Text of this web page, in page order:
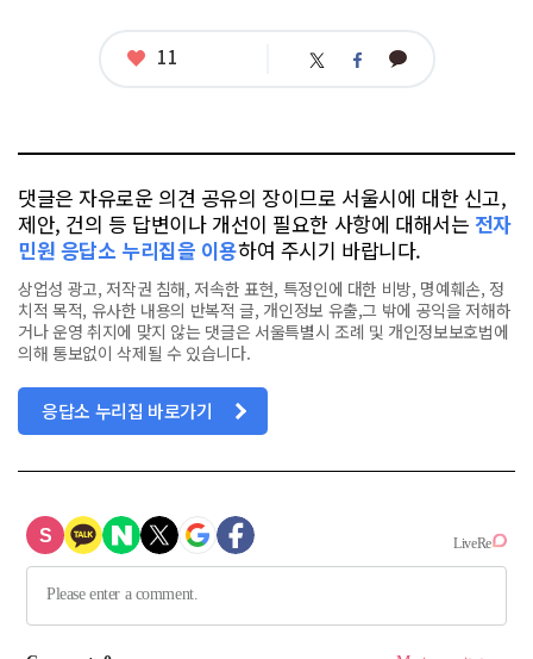
좋
11 트 페 카
댓글은 자유로운 의견 공유의 장이므로 서울시에 대한 신고,
제안, 건의 등 답변이나 개선이 필요한 사항에 대해서는 전자
민원 응답소 누리집을 이용하여 주시기 바랍니다.
상업성 광고, 저작권 침해, 저속한 표현, 특정인에 대한 비방, 명예훼손, 정
치적 목적, 유사한 내용의 반복적 글, 개인정보 유출,그 밖에 공익을 저해하
거나 운영 취지에 맞지 않는 댓글은 서울특별시 조례 및 개인정보보호법에
의해 통보없이 삭제될 수 있습니다.
응답소 누리집 바로가기